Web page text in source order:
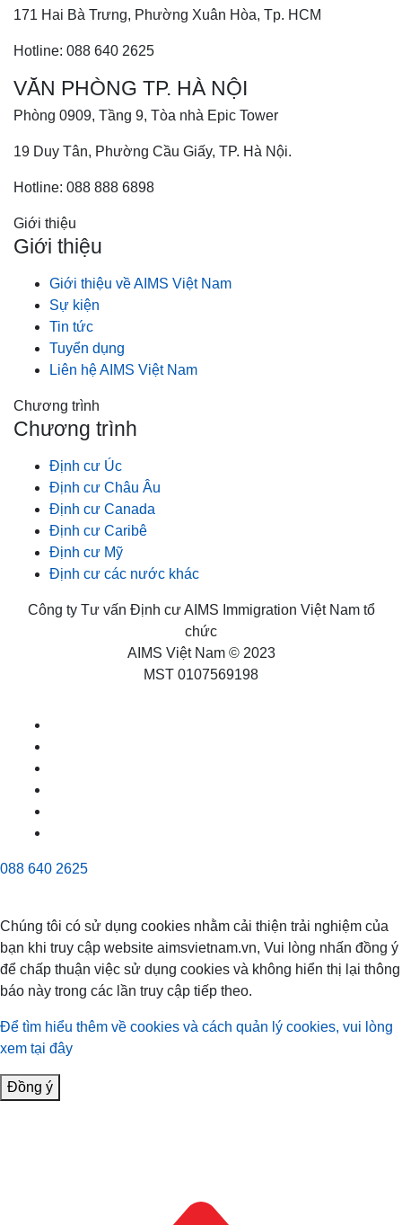
171 Hai Bà Trưng, Phường Xuân Hòa, Tp. HCM
Hotline: 088 640 2625
VĂN PHÒNG TP. HÀ NỘI
Phòng 0909, Tầng 9, Tòa nhà Epic Tower
19 Duy Tân, Phường Cầu Giấy, TP. Hà Nội.
Hotline: 088 888 6898
Giới thiệu
Giới thiệu
Giới thiệu về AIMS Việt Nam
Sự kiện
Tin tức
Tuyển dụng
Liên hệ AIMS Việt Nam
Chương trình
Chương trình
Định cư Úc
Định cư Châu Âu
Định cư Canada
Định cư Caribê
Định cư Mỹ
Định cư các nước khác
Công ty Tư vấn Định cư AIMS Immigration Việt Nam tổ
chức
AIMS Việt Nam © 2023
MST 0107569198
088 640 2625
Chúng tôi có sử dụng cookies nhằm cải thiện trải nghiệm của
bạn khi truy cập website aimsvietnam.vn, Vui lòng nhấn đồng ý
để chấp thuận việc sử dụng cookies và không hiển thị lại thông
báo này trong các lần truy cập tiếp theo.
Để tìm hiểu thêm về cookies và cách quản lý cookies, vui lòng
xem tại đây
Đồng ý